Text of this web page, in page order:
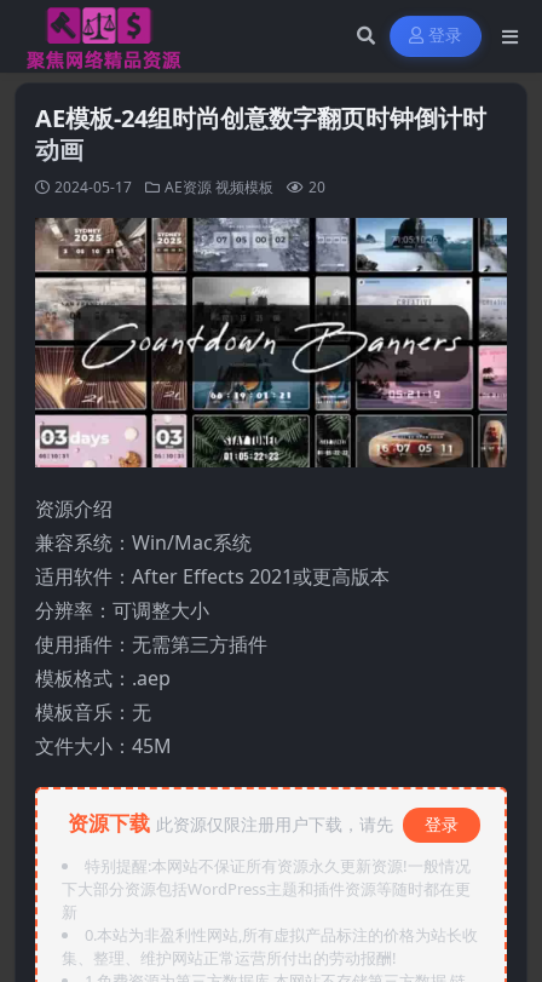
登录
AE模板-24组时尚创意数字翻页时钟倒计时
动画
2024-05-17 AE资源视频模板 20
资源介绍
兼容系统：Win/Mac系统
适用软件：After Effects 2021或更高版本
分辨率：可调整大小
使用插件：无需第三方插件
模板格式：.aep
模板音乐：无
文件大小：45M
资源下载 此资源仅限注册用户下载，请先 登录
特别提醒:本网站不保证所有资源永久更新资源!一般情况
下大部分资源包括WordPress主题和插件资源等随时都在更
新
0.本站为非盈利性网站,所有虚拟产品标注的价格为站长收
集、整理、维护网站正常运营所付出的劳动报酬!